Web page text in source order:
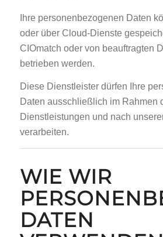
Ihre personenbezogenen Daten
oder über Cloud-Dienste
CIOmatch oder von beauftragten
betrieben werden.
Diese Dienstleister dürfen Ihre
Daten ausschließlich im Rahmen
Dienstleistungen und nach
verarbeiten.
WIE WIR
DATEN